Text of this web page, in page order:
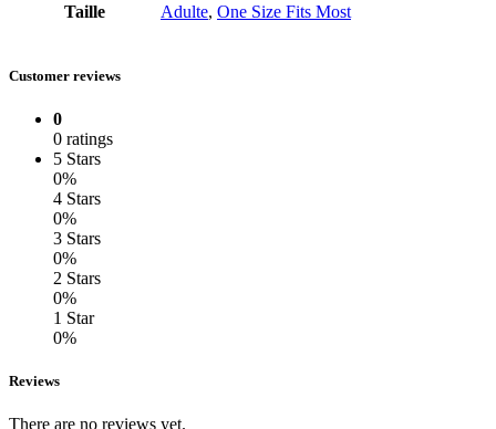
Taille Adulte, One Size Fits Most
Customer reviews
0
0 ratings
5 Stars
0%
4 Stars
0%
3 Stars
0%
2 Stars
0%
1 Star
0%
Reviews
There are no reviews yet.